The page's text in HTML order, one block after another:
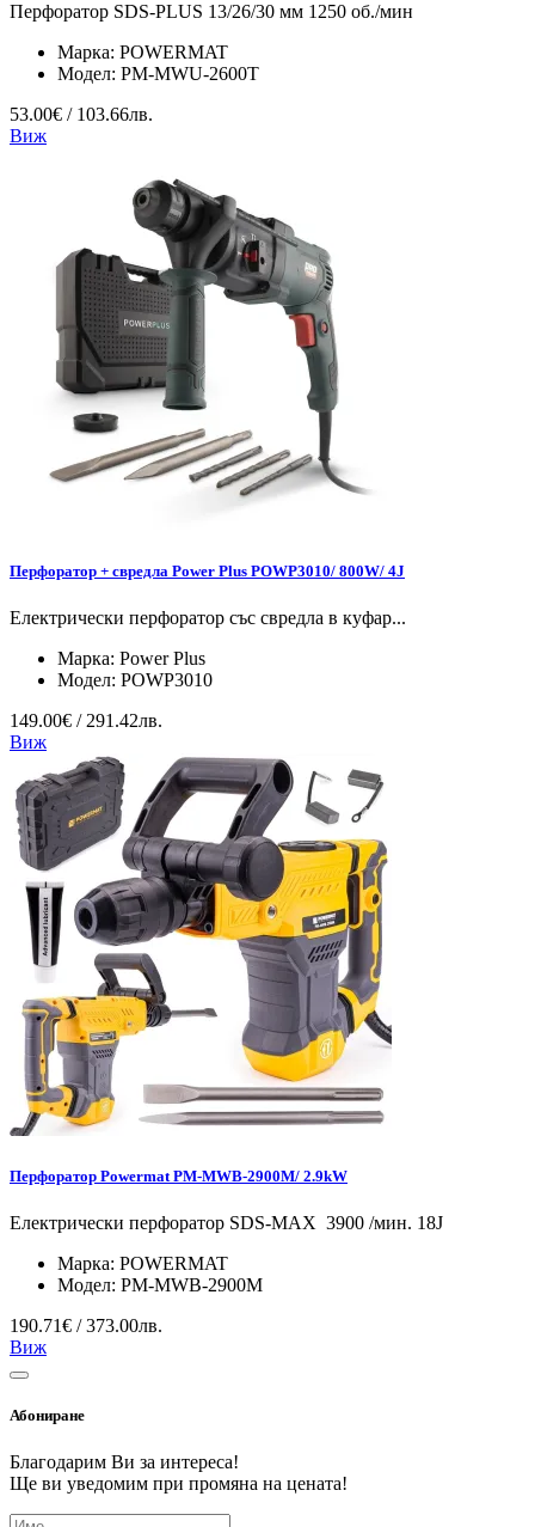
Перфоратор SDS-PLUS 13/26/30 мм 1250 об./мин
Марка: POWERMAT
Модел: PM-MWU-2600T
53.00€ / 103.66лв.
Виж
Перфоратор + свредла Power Plus POWP3010/ 800W/ 4J
Електрически перфоратор със свредла в куфар...
Марка: Power Plus
Модел: POWP3010
149.00€ / 291.42лв.
Виж
Перфоратор Powermat PM-MWB-2900M/ 2.9kW
Електрически перфоратор SDS-MAX 3900 /мин. 18J
Марка: POWERMAT
Модел: PM-MWB-2900M
190.71€ / 373.00лв.
Виж
Абониране
Благодарим Ви за интереса!
Ще ви уведомим при промяна на цената!